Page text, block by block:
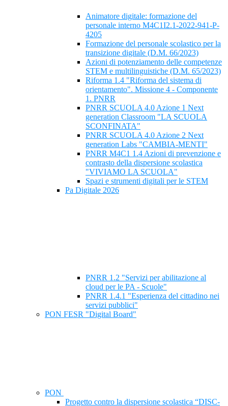
Animatore digitale: formazione del
personale interno M4C1I2.1-2022-941-P-
4205
Formazione del personale scolastico per la
transizione digitale (D.M. 66/2023)
Azioni di potenziamento delle competenze
STEM e multilinguistiche (D.M. 65/2023)
Riforma 1.4 "Riforma del sistema di
orientamento". Missione 4 - Componente
1. PNRR
PNRR SCUOLA 4.0 Azione 1 Next
generation Classroom "LA SCUOLA
SCONFINATA"
PNRR SCUOLA 4.0 Azione 2 Next
generation Labs "CAMBIA-MENTI"
PNRR M4C1 1.4 Azioni di prevenzione e
contrasto della dispersione scolastica
"VIVIAMO LA SCUOLA"
Spazi e strumenti digitali per le STEM
Pa Digitale 2026
PNRR 1.2 "Servizi per abilitazione al
cloud per le PA - Scuole"
PNRR 1.4.1 "Esperienza del cittadino nei
servizi pubblici"
PON FESR "Digital Board"
PON
Progetto contro la dispersione scolastica “DISC-